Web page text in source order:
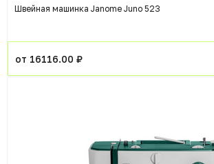
Швейная машинка Janome Juno 523
от 16116.00 ₽